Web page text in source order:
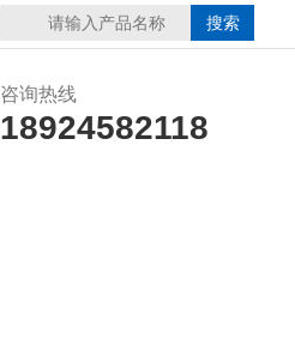
咨询热线
18924582118